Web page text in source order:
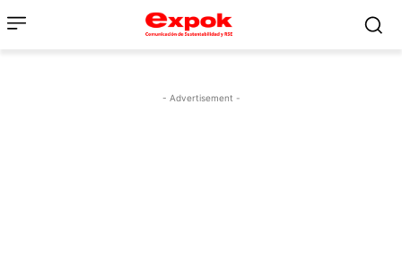
- Advertisement -